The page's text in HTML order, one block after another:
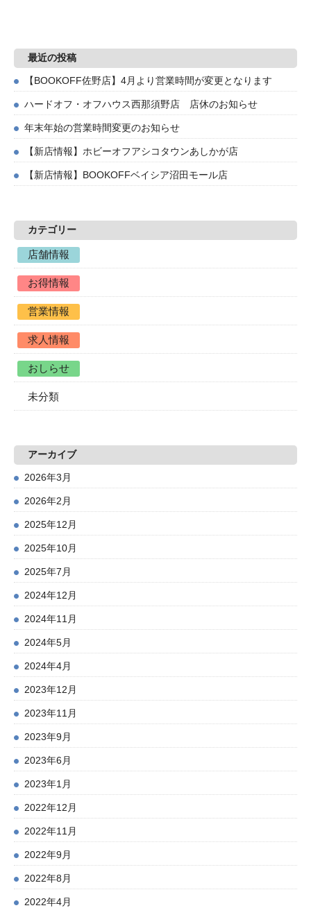
最近の投稿
【BOOKOFF佐野店】4月より営業時間が変更となります
ハードオフ・オフハウス西那須野店 店休のお知らせ
年末年始の営業時間変更のお知らせ
【新店情報】ホビーオフアシコタウンあしかが店
【新店情報】BOOKOFFベイシア沼田モール店
カテゴリー
店舗情報
お得情報
営業情報
求人情報
おしらせ
未分類
アーカイブ
2026年3月
2026年2月
2025年12月
2025年10月
2025年7月
2024年12月
2024年11月
2024年5月
2024年4月
2023年12月
2023年11月
2023年9月
2023年6月
2023年1月
2022年12月
2022年11月
2022年9月
2022年8月
2022年4月